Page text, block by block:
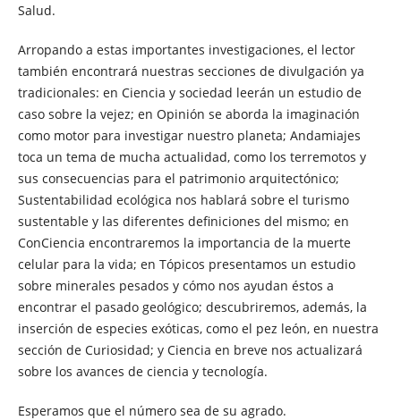
Salud.
Arropando a estas importantes investigaciones, el lector
también encontrará nuestras secciones de divulgación ya
tradicionales: en Ciencia y sociedad leerán un estudio de
caso sobre la vejez; en Opinión se aborda la imaginación
como motor para investigar nuestro planeta; Andamiajes
toca un tema de mucha actualidad, como los terremotos y
sus consecuencias para el patrimonio arquitectónico;
Sustentabilidad ecológica nos hablará sobre el turismo
sustentable y las diferentes definiciones del mismo; en
ConCiencia encontraremos la importancia de la muerte
celular para la vida; en Tópicos presentamos un estudio
sobre minerales pesados y cómo nos ayudan éstos a
encontrar el pasado geológico; descubriremos, además, la
inserción de especies exóticas, como el pez león, en nuestra
sección de Curiosidad; y Ciencia en breve nos actualizará
sobre los avances de ciencia y tecnología.
Esperamos que el número sea de su agrado.